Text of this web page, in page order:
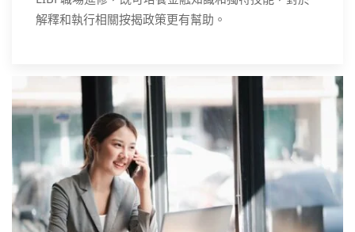
解釋和執行相關按揭政策更有幫助。